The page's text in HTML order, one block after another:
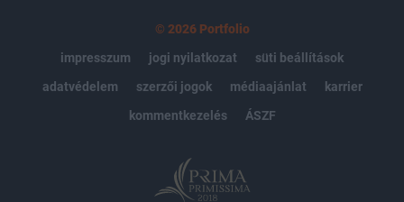
© 2026 Portfolio
impresszum
jogi nyilatkozat
süti beállítások
adatvédelem
szerzői jogok médiaajánlat
karrier
kommentkezelés
ÁSZF